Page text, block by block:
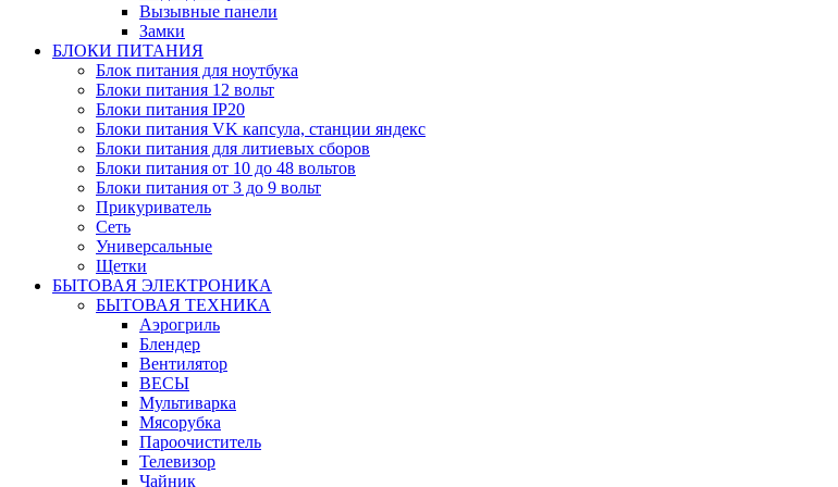
Вызывные панели
Замки
БЛОКИ ПИТАНИЯ
Блок питания для ноутбука
Блоки питания 12 вольт
Блоки питания IP20
Блоки питания VK капсула, станции яндекс
Блоки питания для литиевых сборов
Блоки питания от 10 до 48 вольтов
Блоки питания от 3 до 9 вольт
Прикуриватель
Сеть
Универсальные
Щетки
БЫТОВАЯ ЭЛЕКТРОНИКА
БЫТОВАЯ ТЕХНИКА
Аэрогриль
Блендер
Вентилятор
ВЕСЫ
Мультиварка
Мясорубка
Пароочиститель
Телевизор
Чайник